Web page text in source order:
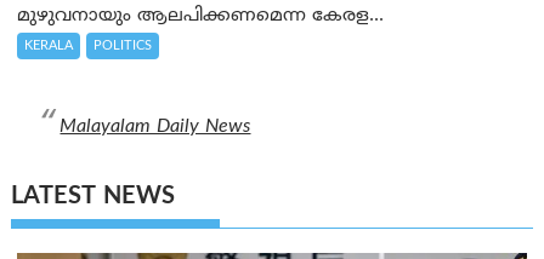
മുഴുവനായും ആലപിക്കണമെന്ന കേരള...
KERALA POLITICS
Malayalam Daily News
LATEST NEWS